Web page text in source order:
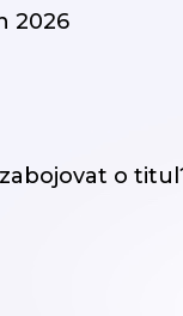
2026
o